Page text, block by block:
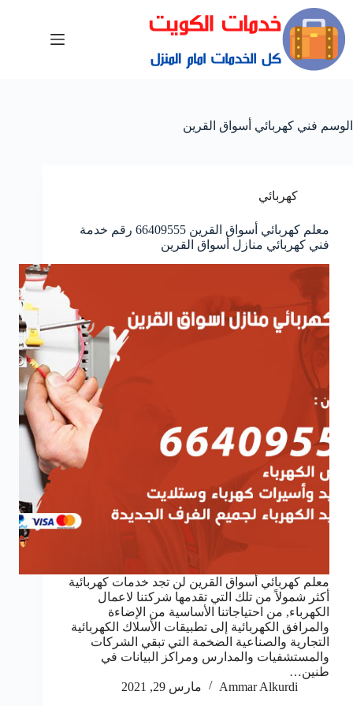
الوسم فني كهربائي أسواق القرين
كهربائي
معلم كهربائي أسواق القرين 66409555 رقم خدمة
فني كهربائي منازل أسواق القرين
معلم كهربائي أسواق القرين لن تجد خدمات كهربائية
أكثر شمولاً من تلك التي تقدمها شركتنا لاعمال
الكهرباء, من احتياجاتنا الأساسية من الإضاءة
والمرافق الكهربائية إلى تطبيقات الأسلاك الكهربائية
التجارية والصناعية الضخمة التي تبقي الشركات
والمستشفيات والمدارس ومراكز البيانات في
طنين…
Ammar Alkurdi
مارس 29, 2021